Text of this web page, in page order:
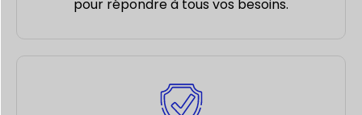
pour répondre à tous vos besoins.